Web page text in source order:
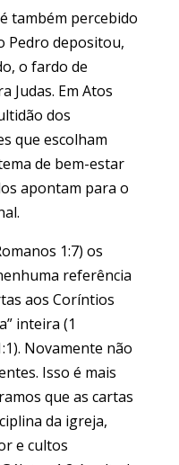
também percebido
Pedro depositou,
o fardo de
Judas. Em Atos
dos
que escolham
de bem-estar
apontam para o
1:7) os
referência
aos Coríntios
inteira (1
Novamente não
Isso é mais
que as cartas
da igreja,
e cultos